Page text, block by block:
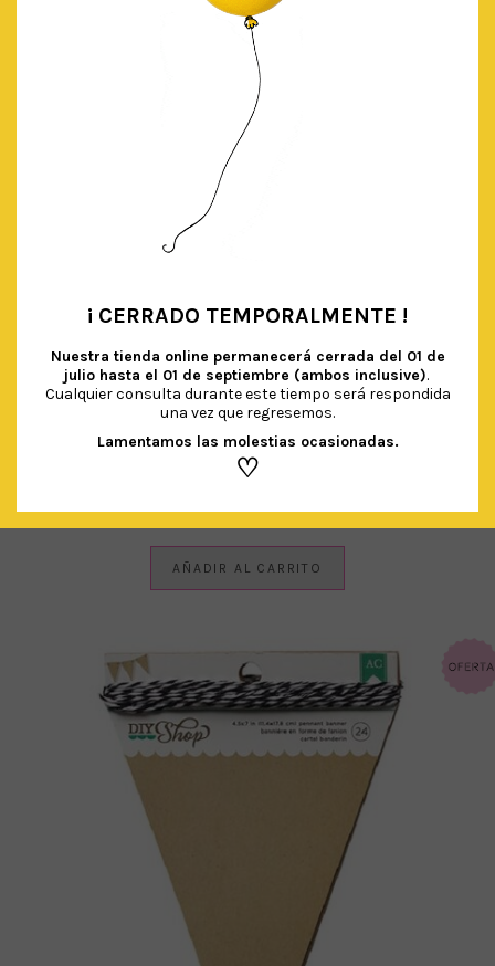
€3.00 IVA Incluido
AÑADIR AL CARRITO
¡ CERRADO TEMPORALMENTE !
Nuestra tienda online permanecerá cerrada del 01 de
julio hasta el 01 de septiembre (ambos inclusive).
Cualquier consulta durante este tiempo será respondida
una vez que regresemos.
Lamentamos las molestias ocasionadas.
♡